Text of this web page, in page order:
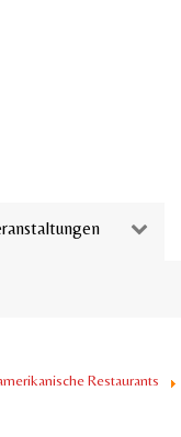
Restaurants